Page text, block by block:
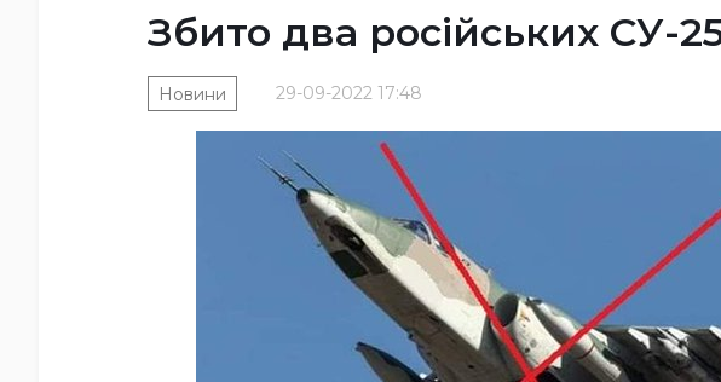
Збито два російських СУ-
29-09-2022 17:48
Новини